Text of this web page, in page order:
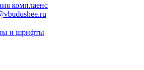
комплаенс
и шрифты